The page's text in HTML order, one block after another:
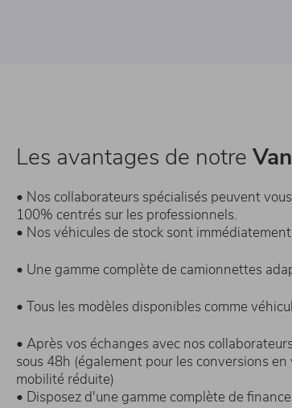
Les avantages de notre
• Nos collaborateurs spécialisés peuvent
100% centrés sur les professionnels.
• Nos véhicules de stock sont
• Une gamme complète de camionnettes
• Tous les modèles disponibles comme
• Après vos échanges avec nos
sous 48h (également pour les conversions
mobilité réduite)
• Disposez d'une gamme complète de